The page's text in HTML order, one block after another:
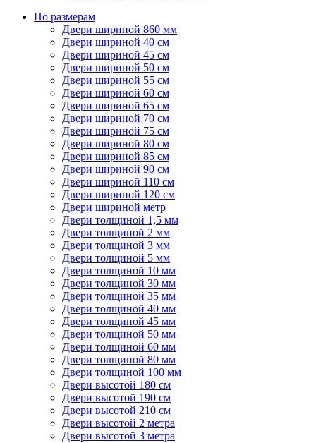
По размерам
Двери шириной 860 мм
Двери шириной 40 см
Двери шириной 45 см
Двери шириной 50 см
Двери шириной 55 см
Двери шириной 60 см
Двери шириной 65 см
Двери шириной 70 см
Двери шириной 75 см
Двери шириной 80 см
Двери шириной 85 см
Двери шириной 90 см
Двери шириной 110 см
Двери шириной 120 см
Двери шириной метр
Двери толщиной 1,5 мм
Двери толщиной 2 мм
Двери толщиной 3 мм
Двери толщиной 5 мм
Двери толщиной 10 мм
Двери толщиной 30 мм
Двери толщиной 35 мм
Двери толщиной 40 мм
Двери толщиной 45 мм
Двери толщиной 50 мм
Двери толщиной 60 мм
Двери толщиной 80 мм
Двери толщиной 100 мм
Двери высотой 180 см
Двери высотой 190 см
Двери высотой 210 см
Двери высотой 2 метра
Двери высотой 3 метра